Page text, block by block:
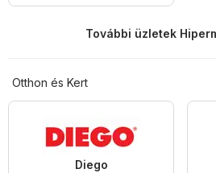
További üzletek
Otthon és Kert
Diego